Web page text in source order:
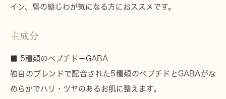
イン、唇の縦じわが気になる方におススメです。
主成分
■ 5種類のペプチド＋GABA
独自のブレンドで配合された5種類のペプチドとGABAがな
めらかでハリ・ツヤのあるお肌に整えます。